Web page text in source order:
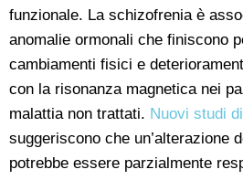
funzionale. La schizofrenia è
anomalie ormonali che finiscono
cambiamenti fisici e
con la risonanza magnetica nei
malattia non trattati. Nuovi studi
suggeriscono che un’alterazione
potrebbe essere parzialmente